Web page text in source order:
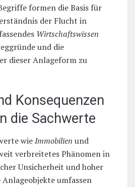
formen die Basis für
der Flucht in
Wirtschaftswissen
und die
dieser Anlageform zu
Konsequenzen
die Sachwerte
wieImmobilien und
verbreitetes Phänomen in
Unsicherheit und hoher
umfassen